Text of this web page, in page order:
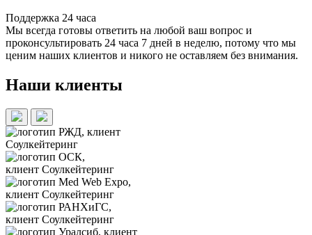
Поддержка 24 часа
Мы всегда готовы ответить на любой ваш вопрос и
проконсультировать 24 часа 7 дней в неделю, потому что мы
ценим наших клиентов и никого не оставляем без внимания.
Наши клиенты